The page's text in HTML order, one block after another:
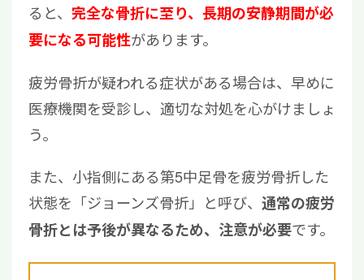
ると、 完全な骨折に至り、長期の安静期間が必
要になる可能性があります。
疲労骨折が疑われる症状がある場合は、早めに
医療機関を受診し、適切な対処を心がけましょ
う。
また、小指側にある第5中足骨を疲労骨折した
状態を「ジョーンズ骨折」と呼び、 通常の疲労
骨折とは予後が異なるため、注意が必要です。